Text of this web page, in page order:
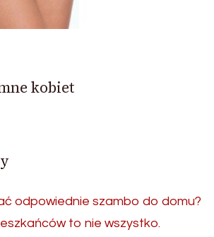
kobiet
odpowiednie szambo do domu?
to nie wszystko.